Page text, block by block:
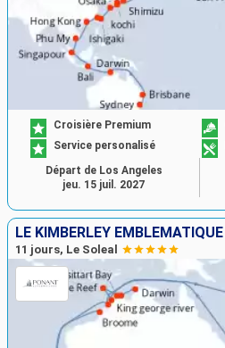
Croisière Premium
Service personalisé
Départ de Los Angeles
jeu. 15 juil. 2027
LE KIMBERLEY EMBLÉMATIQUE
11 jours, Le Soleal